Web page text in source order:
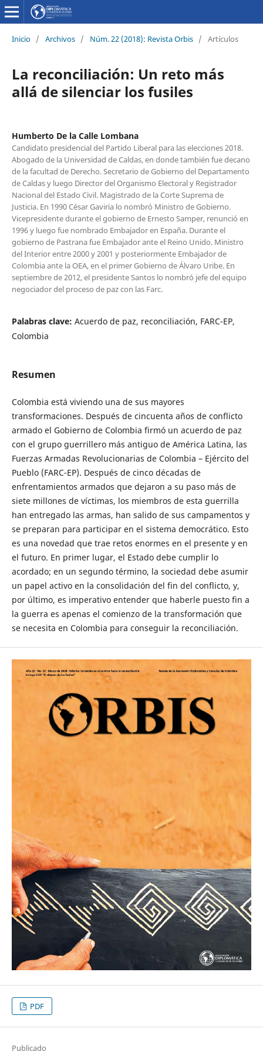
Inicio / Archivos / Núm. 22 (2018): Revista Orbis / Artículos
La reconciliación: Un reto más
allá de silenciar los fusiles
Humberto De la Calle Lombana
Candidato presidencial del Partido Liberal para las elecciones 2018.
Abogado de la Universidad de Caldas, en donde también fue decano
de la facultad de Derecho. Secretario de Gobierno del Departamento
de Caldas y luego Director del Organismo Electoral y Registrador
Nacional del Estado Civil. Magistrado de la Corte Suprema de
Justicia. En 1990 César Gaviria lo nombró Ministro de Gobierno.
Vicepresidente durante el gobierno de Ernesto Samper, renunció en
1996 y luego fue nombrado Embajador en España. Durante el
gobierno de Pastrana fue Embajador ante el Reino Unido. Ministro
del Interior entre 2000 y 2001 y posteriormente Embajador de
Colombia ante la OEA, en el primer Gobierno de Álvaro Uribe. En
septiembre de 2012, el presidente Santos lo nombró jefe del equipo
negociador del proceso de paz con las Farc.
Palabras clave: Acuerdo de paz, reconciliación, FARC-EP,
Colombia
Resumen
Colombia está viviendo una de sus mayores
transformaciones. Después de cincuenta años de conflicto
armado el Gobierno de Colombia firmó un acuerdo de paz
con el grupo guerrillero más antiguo de América Latina, las
Fuerzas Armadas Revolucionarias de Colombia – Ejército del
Pueblo (FARC-EP). Después de cinco décadas de
enfrentamientos armados que dejaron a su paso más de
siete millones de víctimas, los miembros de esta guerrilla
han entregado las armas, han salido de sus campamentos y
se preparan para participar en el sistema democrático. Esto
es una novedad que trae retos enormes en el presente y en
el futuro. En primer lugar, el Estado debe cumplir lo
acordado; en un segundo término, la sociedad debe asumir
un papel activo en la consolidación del fin del conflicto, y,
por último, es imperativo entender que haberle puesto fin a
la guerra es apenas el comienzo de la transformación que
se necesita en Colombia para conseguir la reconciliación.
PDF
Publicado